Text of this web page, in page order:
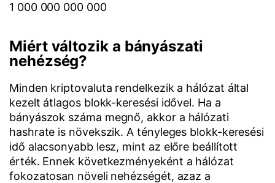
1 000 000 000 000
Miért változik a bányászati
nehézség?
Minden kriptovaluta rendelkezik a hálózat által
kezelt átlagos blokk-keresési idővel. Ha a
bányászok száma megnő, akkor a hálózati
hashrate is növekszik. A tényleges blokk-keresési
idő alacsonyabb lesz, mint az előre beállított
érték. Ennek következményeként a hálózat
fokozatosan növeli nehézségét, azaz a